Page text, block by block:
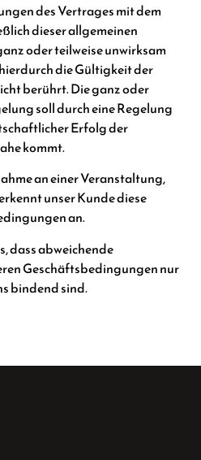
des Vertrages mit dem
dieser allgemeinen
oder teilweise unwirksam
die Gültigkeit der
berührt. Die ganz oder
soll durch eine Regelung
Erfolg der
kommt.
an einer Veranstaltung,
unser Kunde diese
an.
dass abweichende
Geschäftsbedingungen nur
bindend sind.